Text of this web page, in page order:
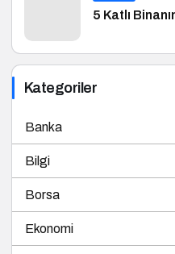
5 Katlı
Kategoriler
Banka
Bilgi
Borsa
Ekonomi